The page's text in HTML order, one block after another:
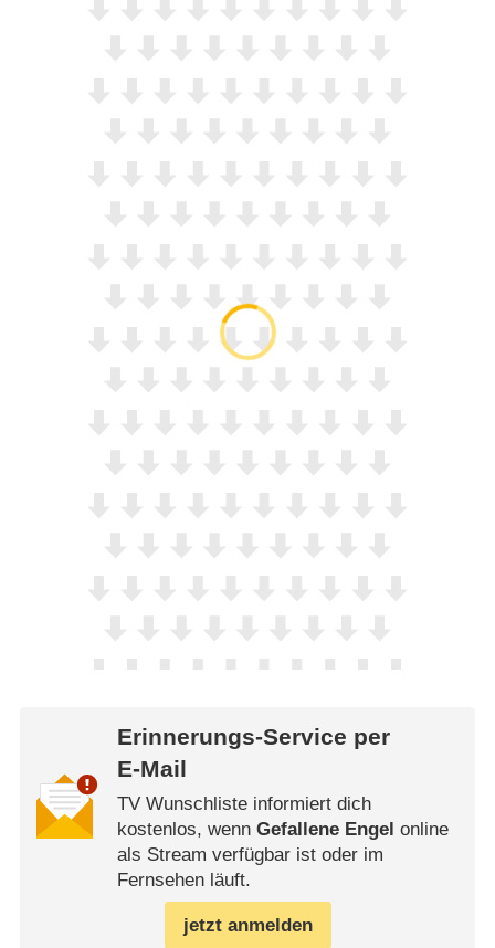
Erinnerungs-Service per
E-Mail
TV Wunschliste informiert dich
kostenlos, wenn Gefallene Engel online
als Stream verfügbar ist oder im
Fernsehen läuft.
jetzt anmelden